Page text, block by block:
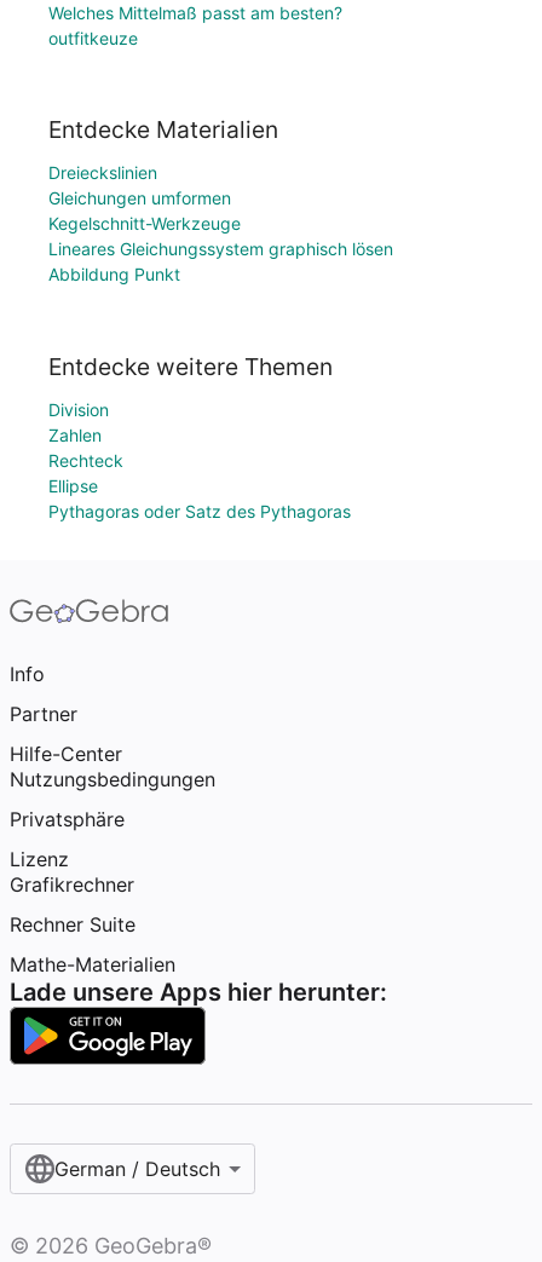
Welches Mittelmaß passt am besten?
outfitkeuze
Entdecke Materialien
Dreieckslinien
Gleichungen umformen
Kegelschnitt-Werkzeuge
Lineares Gleichungssystem graphisch lösen
Abbildung Punkt
Entdecke weitere Themen
Division
Zahlen
Rechteck
Ellipse
Pythagoras oder Satz des Pythagoras
Info
Partner
Hilfe-Center
Nutzungsbedingungen
Privatsphäre
Lizenz
Grafikrechner
Rechner Suite
Mathe-Materialien
Lade unsere Apps hier herunter:
German / Deutsch
© 2026 GeoGebra®